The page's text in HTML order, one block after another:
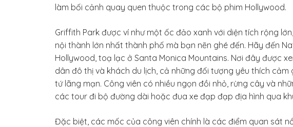
làm bối cảnh quay quen thuộc trong các bộ phim Hollywood.
Griffith Park được ví như một ốc đảo xanh với diện tích rộng
nội thành lớn nhất thành phố mà bạn nẽn ghé đến. Hãy đến
Hollywood, toạ lạc ở Santa Monica Mountains. Nơi đây được
dân đô thị và khách du lịch, cả những đối tượng yêu thích cảm
tứ lãng mạn. Công viên có nhiều ngọn đồi nhỏ, rừng cây và
các tour đi bộ đường dài hoặc đua xe đạp đạp địa hình qua
Đặc biệt, các mốc của công viên chính là các điểm quan sát